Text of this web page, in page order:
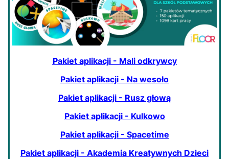
Pakiet aplikacji - Mali odkrywcy
Pakiet aplikacji - Na wesoło
Pakiet aplikacji - Rusz głową
Pakiet aplikacji - Kulkowo
Pakiet aplikacji - Spacetime
Pakiet aplikacji - Akademia Kreatywnych Dzieci